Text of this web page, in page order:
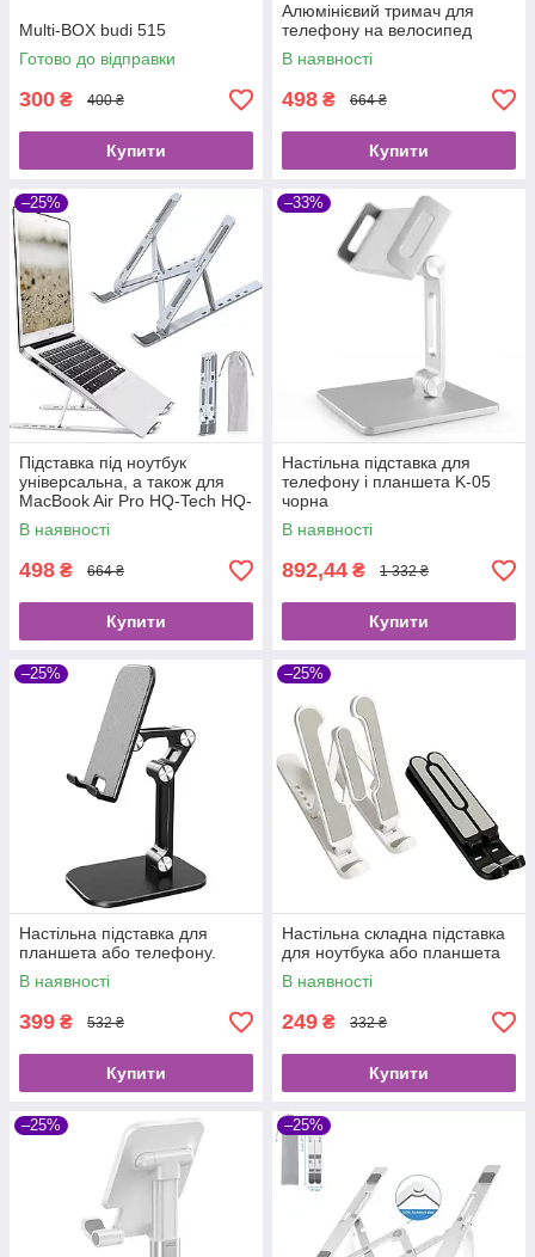
Multi-BOX budi 515
Готово до відправки
300 ₴ 400 ₴
Купити
Алюмінієвий тримач для
телефону на велосипед
В наявності
498 ₴ 664 ₴
Купити
–25%
Підставка під ноутбук
універсальна, а також для
MacBook Air Pro HQ-Tech HQ-
CP-AIR, алюміній, складна,
Bag
В наявності
498 ₴ 664 ₴
Купити
–33%
Настільна підставка для
телефону і планшета K-05
чорна
В наявності
892,44 ₴ 1 332 ₴
Купити
–25%
Настільна підставка для
планшета або телефону.
В наявності
399 ₴ 532 ₴
Купити
–25%
Настільна складна підставка
для ноутбука або планшета
В наявності
249 ₴ 332 ₴
Купити
–25% –25%